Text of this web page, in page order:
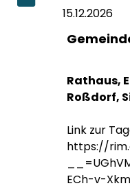
15.12.2026
Rathaus,
Roßdorf,
Link zur
https://
ECh-v-